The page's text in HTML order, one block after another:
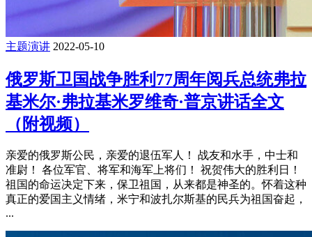
主题演讲 2022-05-10
俄罗斯卫国战争胜利77周年阅兵总统弗拉
基米尔·弗拉基米罗维奇·普京讲话全文
（附视频）
亲爱的俄罗斯公民，亲爱的退伍军人！ 战友和水手，中士和
准尉！ 各位军官、将军和海军上将们！ 祝贺伟大的胜利日！
祖国的命运决定下来，保卫祖国，从来都是神圣的。怀着这种
真正的爱国主义情绪，米宁和波扎尔斯基的民兵为祖国奋起，
...